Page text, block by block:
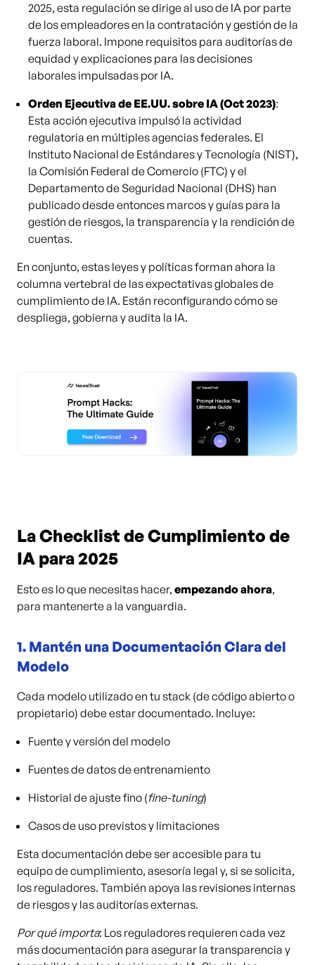
2025, esta regulación se dirige al uso de IA por parte
de los empleadores en la contratación y gestión de la
fuerza laboral. Impone requisitos para auditorías de
equidad y explicaciones para las decisiones
laborales impulsadas por IA.
Orden Ejecutiva de EE.UU. sobre IA (Oct 2023):
Esta acción ejecutiva impulsó la actividad
regulatoria en múltiples agencias federales. El
Instituto Nacional de Estándares y Tecnología (NIST),
la Comisión Federal de Comercio (FTC) y el
Departamento de Seguridad Nacional (DHS) han
publicado desde entonces marcos y guías para la
gestión de riesgos, la transparencia y la rendición de
cuentas.
En conjunto, estas leyes y políticas forman ahora la
columna vertebral de las expectativas globales de
cumplimiento de IA. Están reconfigurando cómo se
despliega, gobierna y audita la IA.
La Checklist de Cumplimiento de
IA para 2025
Esto es lo que necesitas hacer, empezando ahora,
para mantenerte a la vanguardia.
1. Mantén una Documentación Clara del
Modelo
Cada modelo utilizado en tu stack (de código abierto o
propietario) debe estar documentado. Incluye:
Fuente y versión del modelo
Fuentes de datos de entrenamiento
Historial de ajuste fino (fine-tuning)
Casos de uso previstos y limitaciones
Esta documentación debe ser accesible para tu
equipo de cumplimiento, asesoría legal y, si se solicita,
los reguladores. También apoya las revisiones internas
de riesgos y las auditorías externas.
Por qué importa: Los reguladores requieren cada vez
más documentación para asegurar la transparencia y